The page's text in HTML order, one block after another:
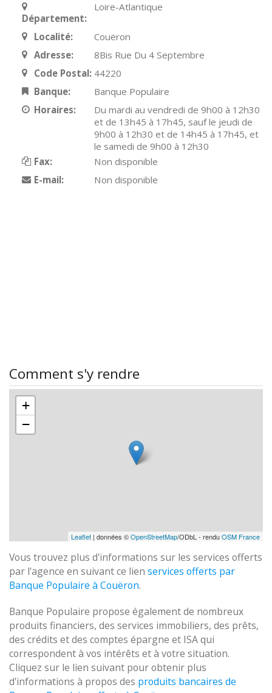
Département:
Loire-Atlantique
Localité:
Couëron
Adresse:
8Bis Rue Du 4 Septembre
Code Postal: 44220
Banque:
Banque Populaire
Horaires:
Du mardi au vendredi de 9h00 à 12h30
et de 13h45 à 17h45, sauf le jeudi de
9h00 à 12h30 et de 14h45 à 17h45, et
le samedi de 9h00 à 12h30
Fax:
Non disponible
E-mail:
Non disponible
Comment s'y rendre
+
−
Leaflet | données ©OpenStreetMap/ODbL - renduOSM France
Vous trouvez plus d'informations sur les services offerts
par l'agence en suivant ce lien services offerts par
Banque Populaire à Couëron.
Banque Populaire propose également de nombreux
produits financiers, des services immobiliers, des prêts,
des crédits et des comptes épargne et ISA qui
correspondent à vos intérêts et à votre situation.
Cliquez sur le lien suivant pour obtenir plus
d'informations à propos des produits bancaires de